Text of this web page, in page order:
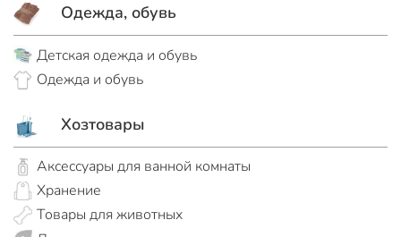
Одежда, обувь
Детская одежда и обувь
Одежда и обувь
Хозтовары
Аксессуары для ванной комнаты
Хранение
Товары для животных